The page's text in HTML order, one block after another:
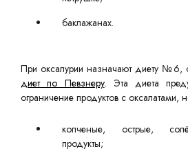
баклажанах.
При оксалурии назначают диету №6,
диет по Певзнеру. Эта диета
ограничение продуктов с оксалатами,
копченые, острые,
продукты;